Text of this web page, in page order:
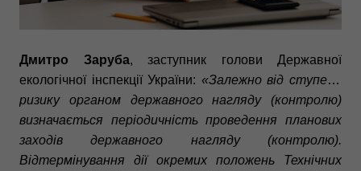
Дмитро Заруба, заступник голови Державної
екологічної інспекції України: «Залежно від ступеня
ризику органом державного нагляду (контролю)
визначається періодичність проведення планових
заходів державного нагляду (контролю).
Відтермінування дії окремих положень Технічних